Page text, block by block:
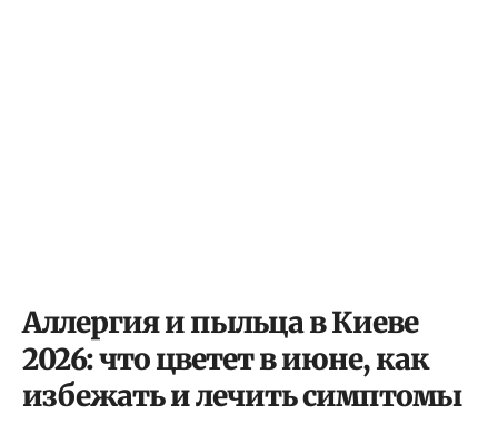
Аллергия и пыльца в Киеве
2026: что цветет в июне, как
избежать и лечить симптомы